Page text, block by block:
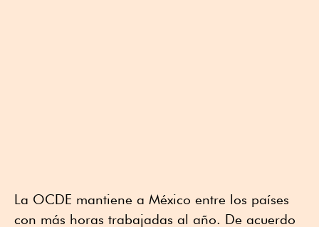
La OCDE mantiene a México entre los países
con más horas trabajadas al año. De acuerdo